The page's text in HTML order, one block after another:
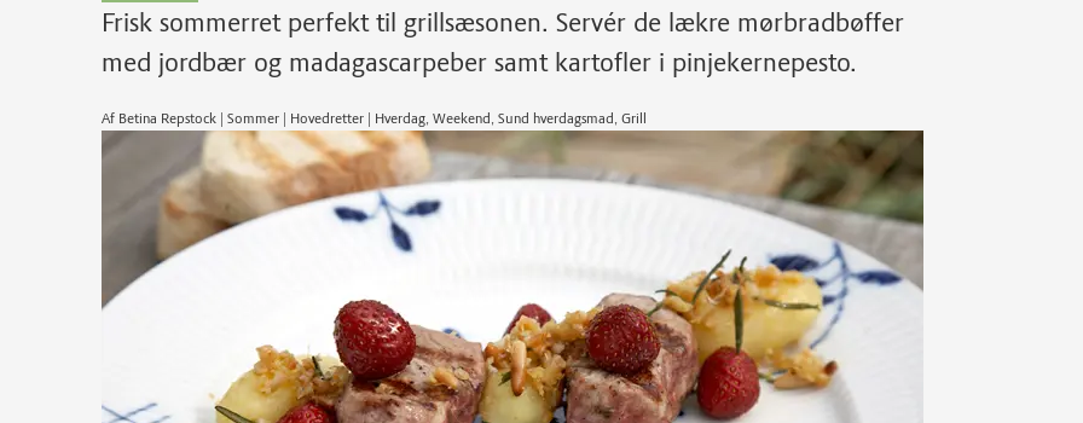
Frisk sommerret perfekt til grillsæsonen. Servér de lækre mørbradbøffer
med jordbær og madagascarpeber samt kartofler i pinjekernepesto.
Af Betina Repstock | Sommer | Hovedretter | Hverdag, Weekend, Sund hverdagsmad, Grill